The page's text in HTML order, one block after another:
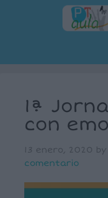
1ª
con
13 enero, 2020 by
comentario